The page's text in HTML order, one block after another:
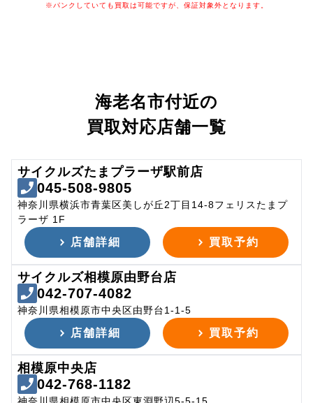
※パンクしていても買取は可能ですが、保証対象外となります。
海老名市付近の
買取対応店舗一覧
サイクルズたまプラーザ駅前店
045-508-9805
神奈川県横浜市青葉区美しが丘2丁目14-8フェリスたまプ
ラーザ 1F
店舗詳細 買取予約
サイクルズ相模原由野台店
042-707-4082
神奈川県相模原市中央区由野台1-1-5
店舗詳細 買取予約
相模原中央店
042-768-1182
神奈川県相模原市中央区東淵野辺5-5-15